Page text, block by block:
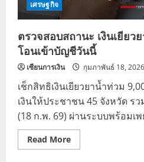
เศรษฐกิจ
ตรวจสอบสถานะ เงินเยียว
โอนเข้าบัญชีวันนี้
เซียนการเงิน กุมภาพันธ์ 18, 2026
เช็กสิทธิเงินเยียวยาน้ำท่วม
เงินให้ประชาชน 45 จังหวัด ร
(18 ก.พ. 69) ผ่านระบบพร้อมเพ
Read MoreRead
more